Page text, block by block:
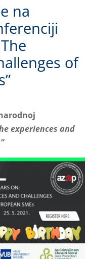
na
of
experiences and